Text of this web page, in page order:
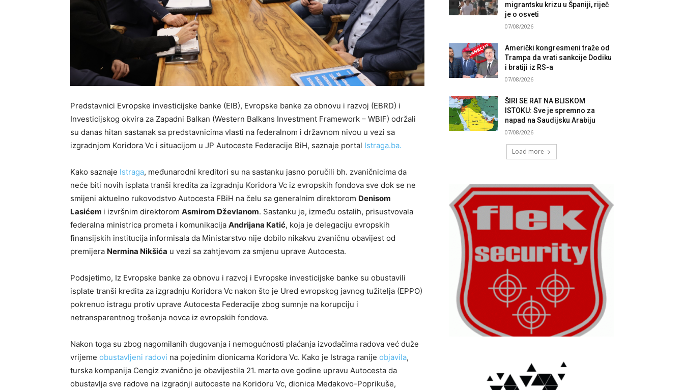
Predstavnici Evropske investicijske banke (EIB), Evropske banke za obnovu i razvoj (EBRD) i
Investicijskog okvira za Zapadni Balkan (Western Balkans Investment Framework – WBIF) održali
su danas hitan sastanak sa predstavnicima vlasti na federalnom i državnom nivou u vezi sa
izgradnjom Koridora Vc i situacijom u JP Autoceste Federacije BiH, saznaje portal Istraga.ba.
Kako saznaje Istraga, međunarodni kreditori su na sastanku jasno poručili bh. zvaničnicima da
neće biti novih isplata tranši kredita za izgradnju Koridora Vc iz evropskih fondova sve dok se ne
smijeni aktuelno rukovodstvo Autocesta FBiH na čelu sa generalnim direktorom Denisom
Lasićem i izvršnim direktorom Asmirom Dževlanom. Sastanku je, između ostalih, prisustvovala
federalna ministrica prometa i komunikacija Andrijana Katić, koja je delegaciju evropskih
finansijskih institucija informisala da Ministarstvo nije dobilo nikakvu zvaničnu obavijest od
premijera Nermina Nikšića u vezi sa zahtjevom za smjenu uprave Autocesta.
Podsjetimo, Iz Evropske banke za obnovu i razvoj i Evropske investicijske banke su obustavili
isplate tranši kredita za izgradnju Koridora Vc nakon što je Ured evropskog javnog tužitelja (EPPO)
pokrenuo istragu protiv uprave Autocesta Federacije zbog sumnje na korupciju i
netransparentnog trošenja novca iz evropskih fondova.
Nakon toga su zbog nagomilanih dugovanja i nemogućnosti plaćanja izvođačima radova već duže
vrijeme obustavljeni radovi na pojedinim dionicama Koridora Vc. Kako je Istraga ranije objavila,
turska kompanija Cengiz zvanično je obavijestila 21. marta ove godine upravu Autocesta da
obustavlja sve radove na izgradnji autoceste na Koridoru Vc, dionica Medakovo-Poprikuše,
migrantsku krizu u Španiji, riječ
je o osveti
07/08/2026
Američki kongresmeni traže od
Trampa da vrati sankcije Dodiku
i bratiji iz RS-a
07/08/2026
ŠIRI SE RAT NA BLISKOM
ISTOKU: Sve je spremno za
napad na Saudijsku Arabiju
07/08/2026
Load more